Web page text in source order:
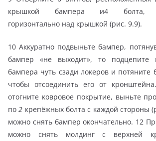
крышкой бампера и4 болта,
горизонтально над крышкой (рис. 9.9).
10 Аккуратно подвыньте бампер,
бампер «не выходит», то
бампера чуть сзади локеров и потяните
чтобы отсоединить его от
отогните ковровое покрытие, выньте
по2 крепёжных болта с каждой стороны
можно снять бампер окончательно. 12
можно снять молдинг с верхней